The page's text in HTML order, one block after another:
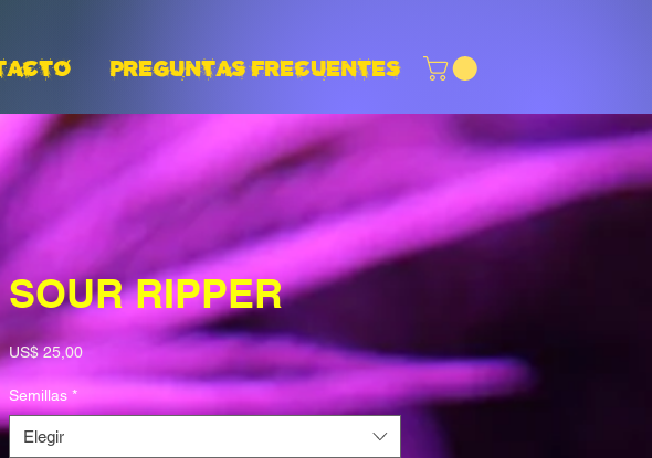
PREGUNTAS FRECUENTES
SOUR RIPPER
US$ 25,00Precio
Semillas *
Elegir